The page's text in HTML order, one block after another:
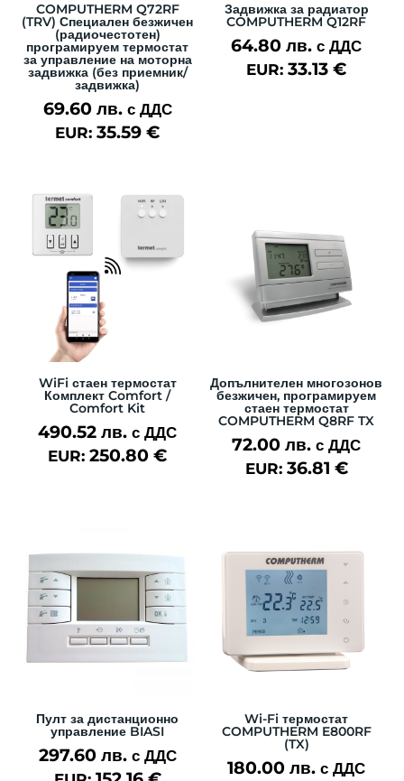
COMPUTHERM Q72RF
(TRV) Специален безжичен
(радиочестотен)
програмируем термостат
за управление на моторна
задвижка (без приемник/
задвижка)
69.60 лв. с ДДС
EUR:35.59€
Задвижка за радиатор
COMPUTHERM Q12RF
64.80лв. с ДДС
EUR:33.13€
WiFi стаен термостат
Комплект Comfort /
Comfort Kit
490.52лв. с ДДС
EUR:250.80€
Допълнителен многозонов
безжичен, програмируем
стаен термостат
COMPUTHERM Q8RF TX
72.00лв. с ДДС
EUR: 36.81 €
Пулт за дистанционно
управление BIASI
297.60 лв. с ДДС
Wi-Fi термостат
COMPUTHERM E800RF
(TX)
180.00лв. с ДДС